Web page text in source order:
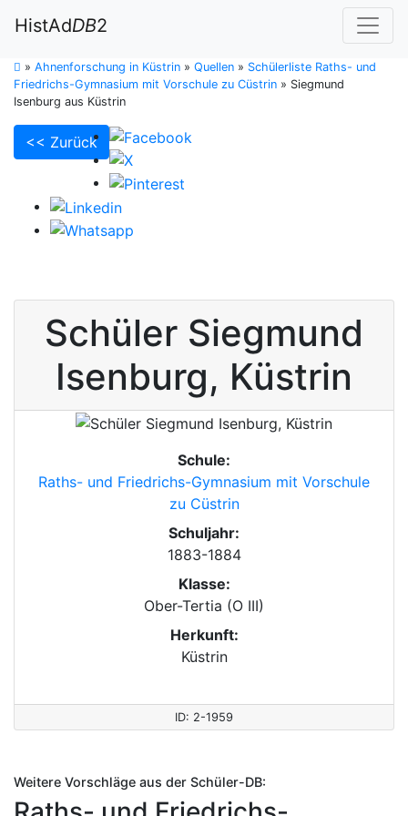
HistAdDB2
» Ahnenforschung in Küstrin » Quellen » Schülerliste Raths- und
Friedrichs-Gymnasium mit Vorschule zu Cüstrin » Siegmund
Isenburg aus Küstrin
<< Zurück
Schüler Siegmund
Isenburg, Küstrin
Schule:
Raths- und Friedrichs-Gymnasium mit Vorschule
zu Cüstrin
Schuljahr:
1883-1884
Klasse:
Ober-Tertia (O III)
Herkunft:
Küstrin
ID: 2-1959
Weitere Vorschläge aus der Schüler-DB: